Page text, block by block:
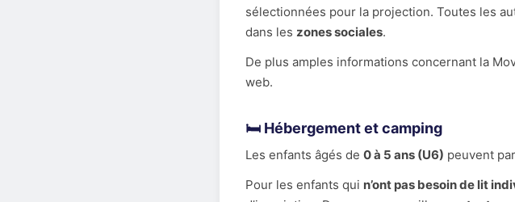
sélectionnées pour la projection. Toutes les
dans les zones sociales.
De plus amples informations concernant la
web.
🛏️ Hébergement et camping
Les enfants âgés de 0 à 5 ans (U6) peuvent
Pour les enfants qui n’ont pas besoin de lit